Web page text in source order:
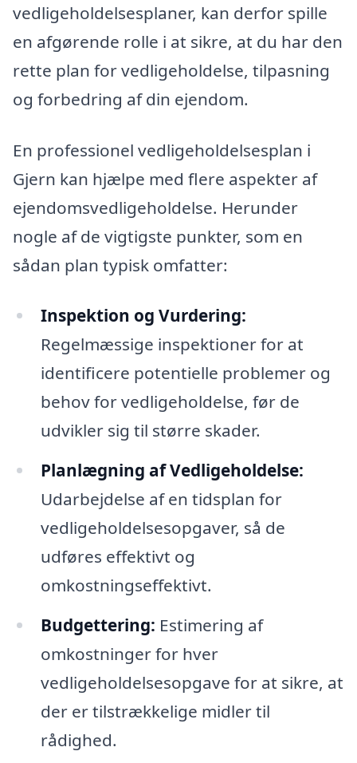
vedligeholdelsesplaner, kan derfor spille
en afgørende rolle i at sikre, at du har den
rette plan for vedligeholdelse, tilpasning
og forbedring af din ejendom.
En professionel vedligeholdelsesplan i
Gjern kan hjælpe med flere aspekter af
ejendomsvedligeholdelse. Herunder
nogle af de vigtigste punkter, som en
sådan plan typisk omfatter:
Inspektion og Vurdering:
Regelmæssige inspektioner for at
identificere potentielle problemer og
behov for vedligeholdelse, før de
udvikler sig til større skader.
Planlægning af Vedligeholdelse:
Udarbejdelse af en tidsplan for
vedligeholdelsesopgaver, så de
udføres effektivt og
omkostningseffektivt.
Budgettering: Estimering af
omkostninger for hver
vedligeholdelsesopgave for at sikre, at
der er tilstrækkelige midler til
rådighed.